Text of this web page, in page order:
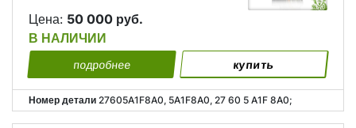
Цена: 50 000 руб.
В НАЛИЧИИ
подробнее купить
Номер детали 27605A1F8A0, 5A1F8A0, 27 60 5 A1F 8A0;